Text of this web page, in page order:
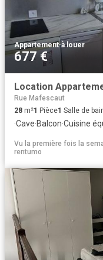
Appartement·à louer
677 €
Rue Mafescaut
28 m²1 Pièce1 Salle de
·Cave·Balcon·Cuisine
Vu la première fois la
rentumo